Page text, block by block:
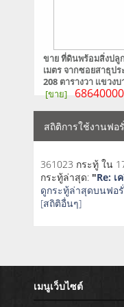
ขาย ที่ดินพร้อมสิ่งปลูก
เมตร จากซอยสาธุปร
208 ตารางวา แขวงบ
[ขาย]
สถิติการใช้งานฟอ
361023 กระทู้ ใน
กระทู้ล่าสุด: "Re: เ
ดูกระทู้ล่าสุดบนฟอ
[สถิติอื่นๆ]
เมนูเว็บไซต์